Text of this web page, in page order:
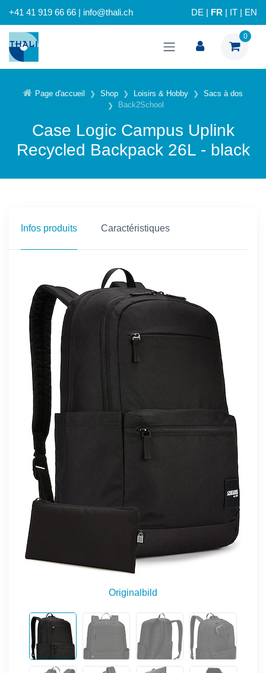
+41 41 919 66 66 | info@thali.ch DE FR IT EN
0
Page d'accueil Shop Loisirs & Hobby
Sacs à dos
Back2School
Case Logic Campus Uplink
Recycled Backpack 26L - black
Infos produits Caractéristiques
Originalbild